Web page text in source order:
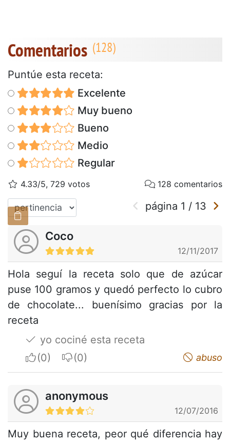
Comentarios
Puntúe esta receta:
Excelente
Muy bueno
Bueno
Medio
Regular
4.33/5, 729 votos 128 comentarios
página 1 / 13
Coco
12/11/2017
Hola seguí la receta solo que de azúcar
puse 100 gramos y quedó perfecto lo cubro
de chocolate... buenísimo gracias por la
receta
yo cociné esta receta
I apreciateI do not appreciate abuso
anonymous
12/07/2016
Muy buena receta, peor qué diferencia hay